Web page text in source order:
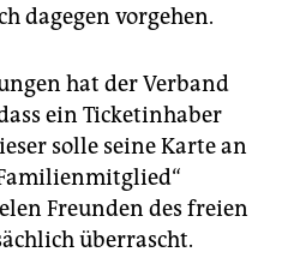
dagegen vorgehen.
hat der Verband
ein Ticketinhaber
solle seine Karte an
Freunden des freien
überrascht.